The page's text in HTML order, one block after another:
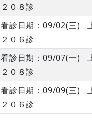
２０８診
看診日期：09/02(三)
２０６診
看診日期：09/07(一)
２０８診
看診日期：09/09(三)
２０６診